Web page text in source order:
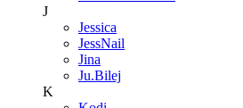
J
Jessica
JessNail
Jina
Ju.Bilej
K